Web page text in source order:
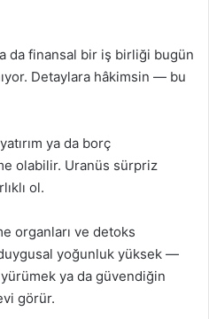
da finansal bir iş birliği bugün
Detaylara hâkimsin — bu
ya da borç
olabilir. Uranüs sürpriz
ol.
organları ve detoks
yoğunluk yüksek —
ya da güvendiğin
görür.